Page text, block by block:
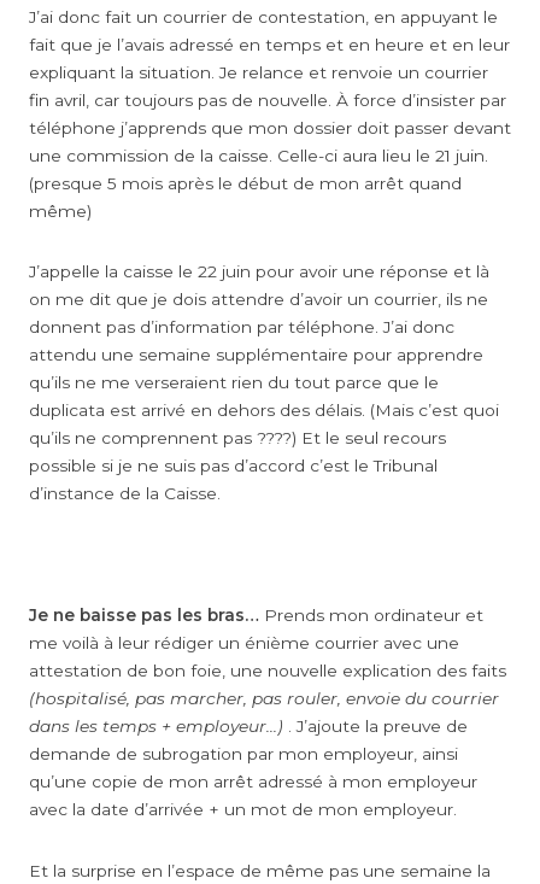
J’ai donc fait un courrier de contestation, en appuyant le
fait que je l’avais adressé en temps et en heure et en leur
expliquant la situation. Je relance et renvoie un courrier
fin avril, car toujours pas de nouvelle. À force d’insister par
téléphone j’apprends que mon dossier doit passer devant
une commission de la caisse. Celle-ci aura lieu le 21 juin.
(presque 5 mois après le début de mon arrêt quand
même)
J’appelle la caisse le 22 juin pour avoir une réponse et là
on me dit que je dois attendre d’avoir un courrier, ils ne
donnent pas d’information par téléphone. J’ai donc
attendu une semaine supplémentaire pour apprendre
qu’ils ne me verseraient rien du tout parce que le
duplicata est arrivé en dehors des délais. (Mais c’est quoi
qu’ils ne comprennent pas ????) Et le seul recours
possible si je ne suis pas d’accord c’est le Tribunal
d’instance de la Caisse.
Je ne baisse pas les bras… Prends mon ordinateur et
me voilà à leur rédiger un énième courrier avec une
attestation de bon foie, une nouvelle explication des faits
(hospitalisé, pas marcher, pas rouler, envoie du courrier
dans les temps + employeur…) . J’ajoute la preuve de
demande de subrogation par mon employeur, ainsi
qu’une copie de mon arrêt adressé à mon employeur
avec la date d’arrivée + un mot de mon employeur.
Et la surprise en l’espace de même pas une semaine la